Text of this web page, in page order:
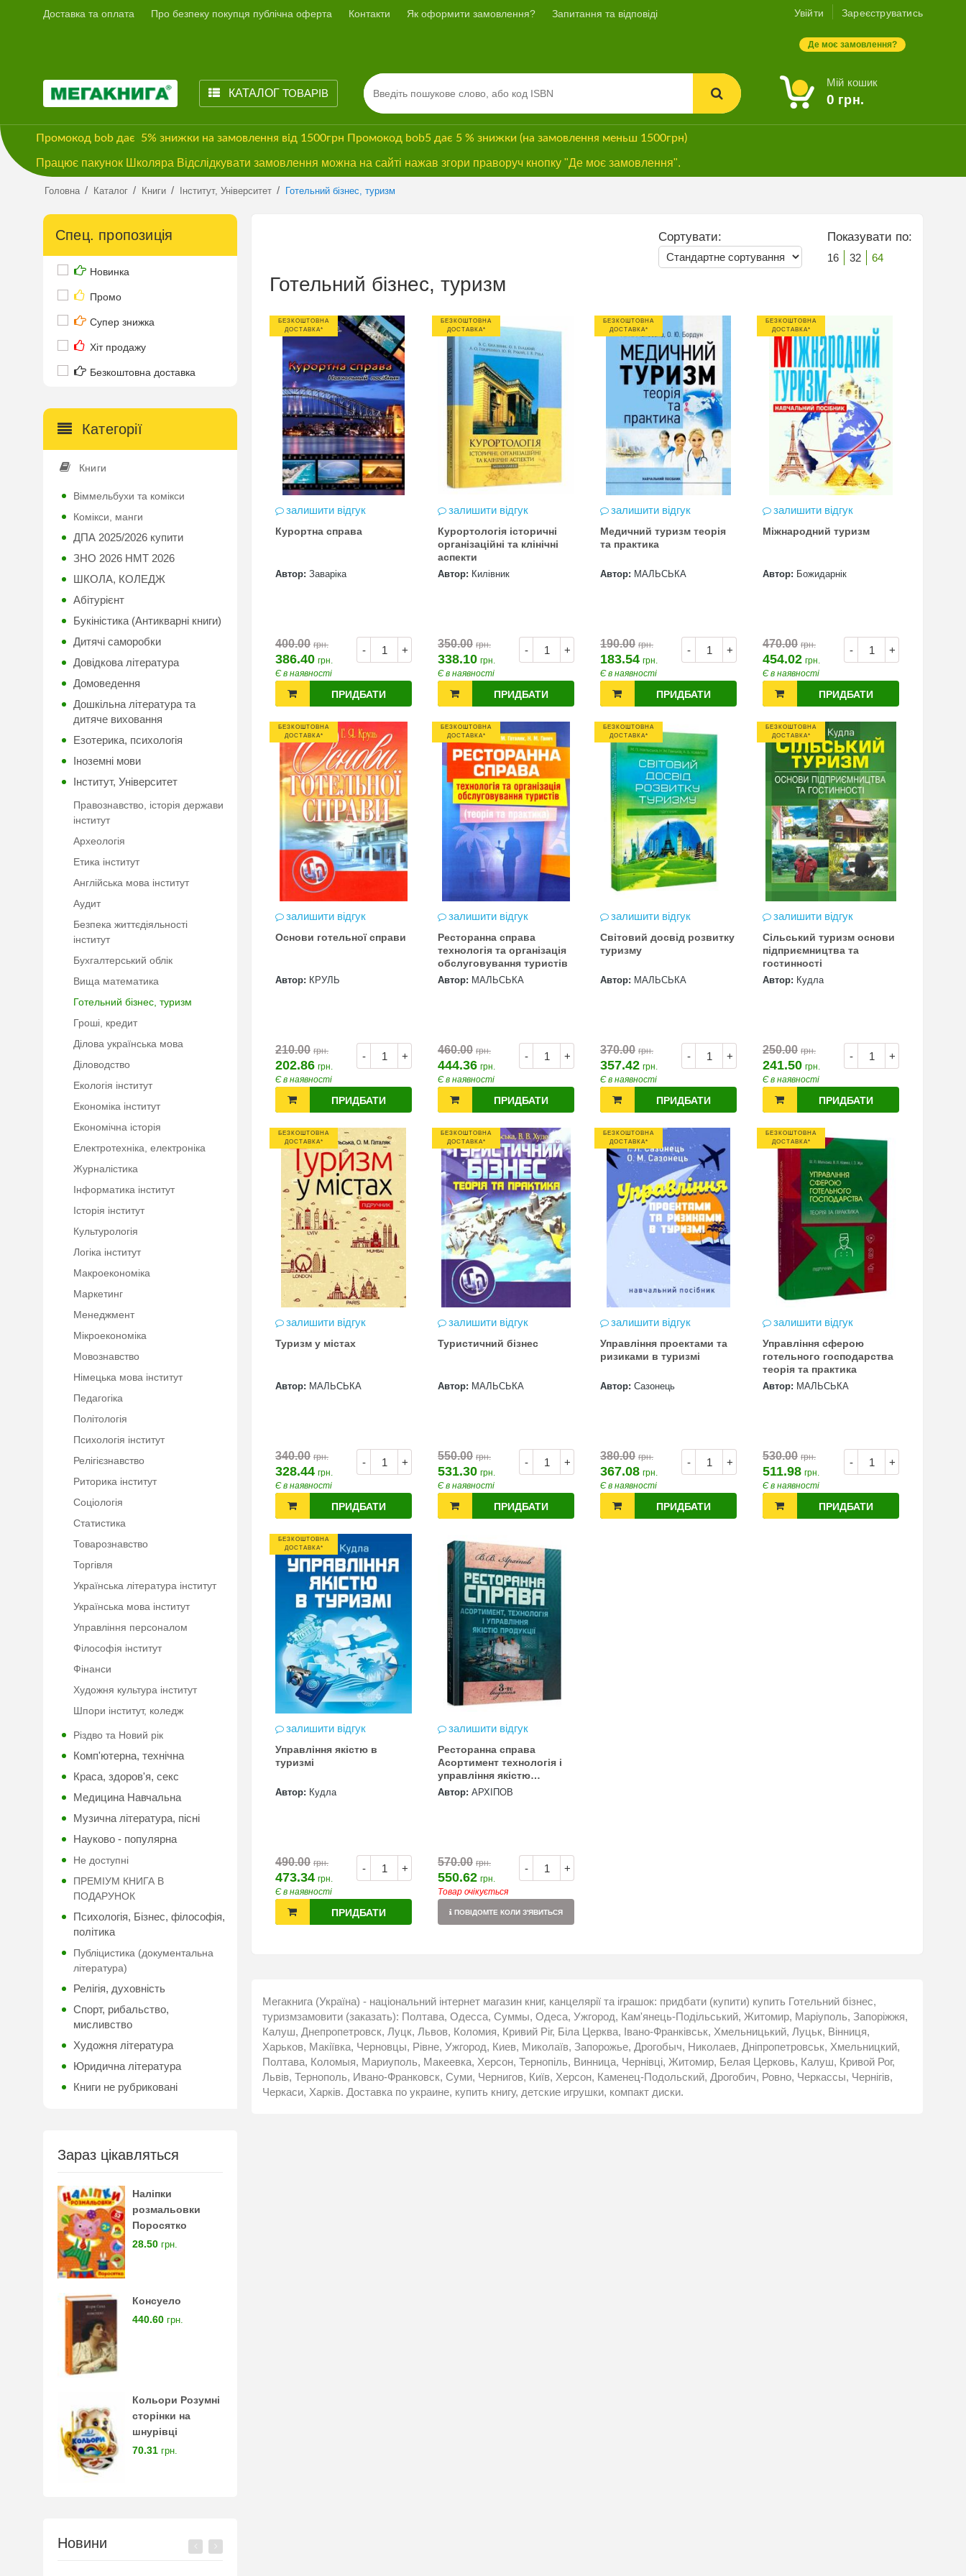
Доставка та оплата Про безпеку покупця публічна оферта Контакти Як оформити замовлення? Запитання та відповіді Увійти Зареєструватись
Де моє замовлення?
КАТАЛОГТОВАРІВ
Мій кошик
0 грн.
Промокод bob дає 5% знижки на замовлення від 1500грн Промокод bob5 дає 5 % знижки (на замовлення меньш 1500грн)
Працює пакунок Школяра Відслідкувати замовлення можна на сайті нажав згори праворуч кнопку "Де моє замовлення".
Головна / Каталог / Книги / Інститут, Університет / Готельний бізнес, туризм
Спец. пропозиція
Новинка
Промо
Супер знижка
Хіт продажу
Безкоштовна доставка
Категорії
Книги
Віммельбухи та комікси
Комікси, манги
ДПА 2025/2026 купити
ЗНО 2026 НМТ 2026
ШКОЛА, КОЛЕДЖ
Абітурієнт
Букіністика (Антикварні книги)
Дитячі саморобки
Довідкова література
Домоведення
Дошкільна література та
дитяче виховання
Езотерика, психологія
Іноземні мови
Інститут, Університет
Правознавство, історія держави
інститут
Археологія
Етика інститут
Англійська мова інститут
Аудит
Безпека життєдіяльності
інститут
Бухгалтерський облік
Вища математика
Готельний бізнес, туризм
Гроші, кредит
Ділова українська мова
Діловодство
Екологія інститут
Економіка інститут
Економічна історія
Електротехніка, електроніка
Журналістика
Інформатика інститут
Історія інститут
Культурологія
Логіка інститут
Макроекономіка
Маркетинг
Менеджмент
Мікроекономіка
Мовознавство
Німецька мова інститут
Педагогіка
Політологія
Психологія інститут
Релігієзнавство
Риторика інститут
Соціологія
Статистика
Товарознавство
Торгівля
Українська література інститут
Українська мова інститут
Управління персоналом
Філософія інститут
Фінанси
Художня культура інститут
Шпори інститут, коледж
Різдво та Новий рік
Комп'ютерна, технічна
Краса, здоров'я, секс
Медицина Навчальна
Музична література, пісні
Науково - популярна
Не доступні
ПРЕМІУМ КНИГА В
ПОДАРУНОК
Психологія, Бізнес, філософія,
політика
Публіцистика (документальна
література)
Релігія, духовність
Спорт, рибальство,
мисливство
Художня література
Юридична література
Книги не рубриковані
Зараз цікавляться
Наліпки
розмальовки
Поросятко
28.50 грн.
Консуело
440.60 грн.
Кольори Розумні
сторінки на
шнурівці
70.31 грн.
Новини
Мегакнига (Україна) - національний інтернет магазин книг, канцелярії та іграшок: придбати (купити) купить Готельний бізнес,
туризмзамовити (заказать): Полтава, Одесса, Суммы, Одеса, Ужгород, Кам'янець-Подільський, Житомир, Маріуполь, Запоріжжя,
Калуш, Днепропетровск, Луцк, Львов, Коломия, Кривий Ріг, Біла Церква, Івано-Франківськ, Хмельницький, Луцьк, Вінниця,
Харьков, Макіївка, Черновцы, Рівне, Ужгород, Киев, Миколаїв, Запорожье, Дрогобыч, Николаев, Дніпропетровськ, Хмельницкий,
Полтава, Коломыя, Мариуполь, Макеевка, Херсон, Тернопіль, Винница, Чернівці, Житомир, Белая Церковь, Калуш, Кривой Рог,
Львів, Тернополь, Ивано-Франковск, Суми, Чернигов, Київ, Херсон, Каменец-Подольский, Дрогобич, Ровно, Черкассы, Чернігів,
Черкаси, Харків. Доставка по украине, купить книгу, детские игрушки, компакт диски.
Сортувати: Показувати по:
16 32 64
Готельний бізнес, туризм
БЕЗКОШТОВНА
ДОСТАВКА*
залишити відгук
Курортна справа
Автор: Заваріка
- +
400.00 грн.
386.40 грн.
Є в наявності
ПРИДБАТИ
БЕЗКОШТОВНА
ДОСТАВКА*
залишити відгук
Курортологія історичні
організаційні та клінічні
аспекти
Автор: Килівник
- +
350.00 грн.
338.10 грн.
Є в наявності
ПРИДБАТИ
БЕЗКОШТОВНА
ДОСТАВКА*
залишити відгук
Медичний туризм теорія
та практика
Автор: МАЛЬСЬКА
- +
190.00 грн.
183.54 грн.
Є в наявності
ПРИДБАТИ
БЕЗКОШТОВНА
ДОСТАВКА*
залишити відгук
Міжнародний туризм
Автор: Божидарнік
- +
470.00 грн.
454.02 грн.
Є в наявності
ПРИДБАТИ
БЕЗКОШТОВНА
ДОСТАВКА*
залишити відгук
Основи готельної справи
Автор: КРУЛЬ
- +
210.00 грн.
202.86 грн.
Є в наявності
ПРИДБАТИ
БЕЗКОШТОВНА
ДОСТАВКА*
залишити відгук
Ресторанна справа
технологія та організація
обслуговування туристів
Автор: МАЛЬСЬКА
- +
460.00 грн.
444.36 грн.
Є в наявності
ПРИДБАТИ
БЕЗКОШТОВНА
ДОСТАВКА*
залишити відгук
Світовий досвід розвитку
туризму
Автор: МАЛЬСЬКА
- +
370.00 грн.
357.42 грн.
Є в наявності
ПРИДБАТИ
БЕЗКОШТОВНА
ДОСТАВКА*
залишити відгук
Сільський туризм основи
підприємництва та
гостинності
Автор: Кудла
- +
250.00 грн.
241.50 грн.
Є в наявності
ПРИДБАТИ
БЕЗКОШТОВНА
ДОСТАВКА*
залишити відгук
Туризм у містах
Автор: МАЛЬСЬКА
- +
340.00 грн.
328.44 грн.
Є в наявності
ПРИДБАТИ
БЕЗКОШТОВНА
ДОСТАВКА*
залишити відгук
Туристичний бізнес
Автор: МАЛЬСЬКА
- +
550.00 грн.
531.30 грн.
Є в наявності
ПРИДБАТИ
БЕЗКОШТОВНА
ДОСТАВКА*
залишити відгук
Управління проектами та
ризиками в туризмі
Автор: Сазонець
- +
380.00 грн.
367.08 грн.
Є в наявності
ПРИДБАТИ
БЕЗКОШТОВНА
ДОСТАВКА*
залишити відгук
Управління сферою
готельного господарства
теорія та практика
Автор: МАЛЬСЬКА
- +
530.00 грн.
511.98 грн.
Є в наявності
ПРИДБАТИ
БЕЗКОШТОВНА
ДОСТАВКА*
залишити відгук
Управління якістю в
туризмі
Автор: Кудла
- +
490.00 грн.
473.34 грн.
Є в наявності
ПРИДБАТИ
залишити відгук
Ресторанна справа
Асортимент технологія і
управління якістю
продукції
Автор: АРХІПОВ
- +
570.00 грн.
550.62 грн.
Товар очікується
ПОВІДОМТЕ КОЛИ З'ЯВИТЬСЯ